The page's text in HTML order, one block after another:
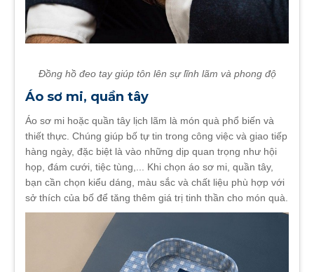
Đồng hồ đeo tay giúp tôn lên sự lĩnh lãm và phong độ
Áo sơ mi, quần tây
Áo sơ mi hoặc quần tây lịch lãm là món quà phổ biến và
thiết thực. Chúng giúp bố tự tin trong công việc và giao tiếp
hàng ngày, đặc biệt là vào những dịp quan trọng như hội
họp, đám cưới, tiệc tùng,... Khi chọn áo sơ mi, quần tây,
bạn cần chọn kiểu dáng, màu sắc và chất liệu phù hợp với
sở thích của bố để tăng thêm giá trị tinh thần cho món quà.